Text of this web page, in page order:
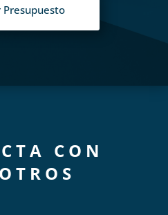
Presupuesto
CON